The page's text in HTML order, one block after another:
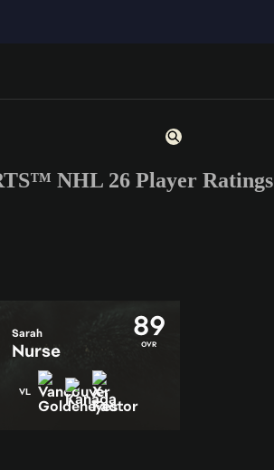
kolme merkkiä tai numeroa
NHL 26 Player Ratings
89
OVR
Sarah
Nurse
VL